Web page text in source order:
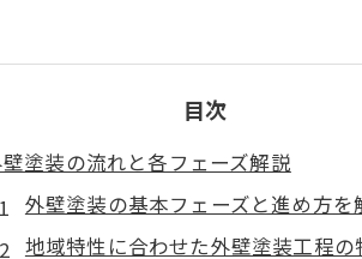
目次
塗装の流れと各フェーズ解説
外壁塗装の基本フェーズと進め方を
地域特性に合わせた外壁塗装工程の